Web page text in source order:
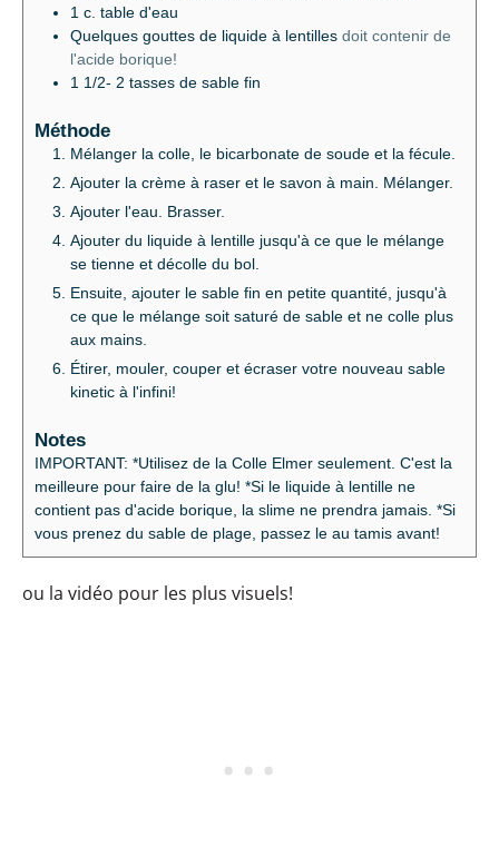
1 c. table d'eau
Quelques gouttes de liquide à lentilles doit contenir de
l'acide borique!
1 1/2- 2 tasses de sable fin
Méthode
Mélanger la colle, le bicarbonate de soude et la fécule.
Ajouter la crème à raser et le savon à main. Mélanger.
Ajouter l'eau. Brasser.
Ajouter du liquide à lentille jusqu'à ce que le mélange
se tienne et décolle du bol.
Ensuite, ajouter le sable fin en petite quantité, jusqu'à
ce que le mélange soit saturé de sable et ne colle plus
aux mains.
Étirer, mouler, couper et écraser votre nouveau sable
kinetic à l'infini!
Notes
IMPORTANT: *Utilisez de la Colle Elmer seulement. C'est la
meilleure pour faire de la glu! *Si le liquide à lentille ne
contient pas d'acide borique, la slime ne prendra jamais. *Si
vous prenez du sable de plage, passez le au tamis avant!
ou la vidéo pour les plus visuels!